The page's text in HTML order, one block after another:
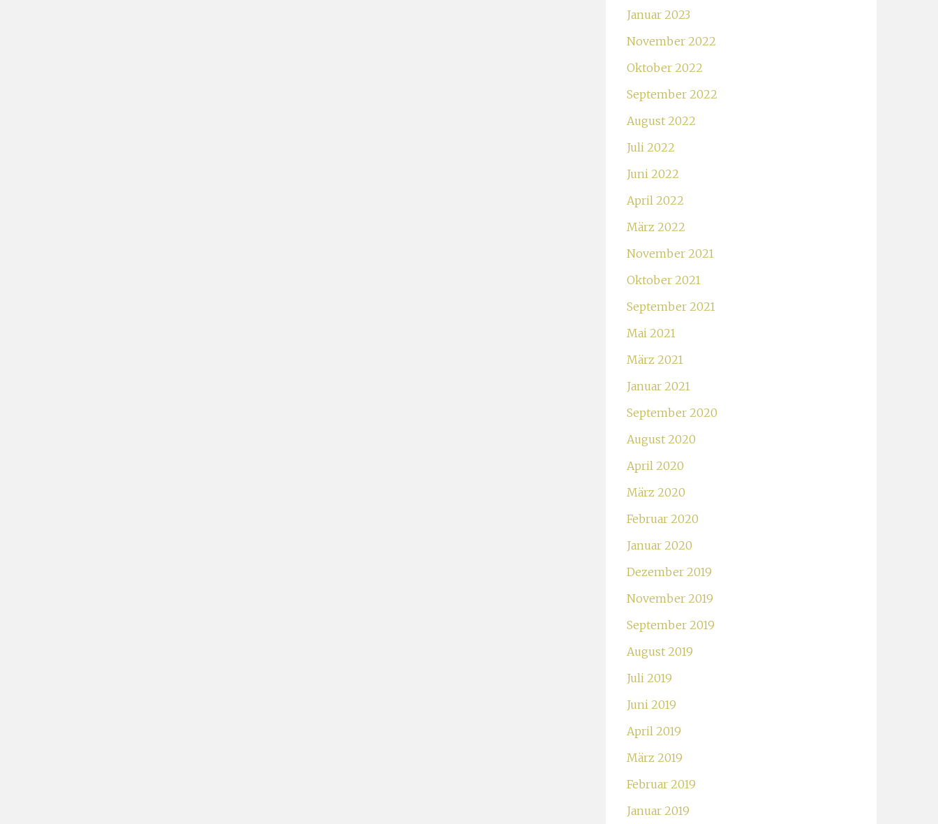
Januar 2023
November 2022
Oktober 2022
September 2022
August 2022
Juli 2022
Juni 2022
April 2022
März 2022
November 2021
Oktober 2021
September 2021
Mai 2021
März 2021
Januar 2021
September 2020
August 2020
April 2020
März 2020
Februar 2020
Januar 2020
Dezember 2019
November 2019
September 2019
August 2019
Juli 2019
Juni 2019
April 2019
März 2019
Februar 2019
Januar 2019